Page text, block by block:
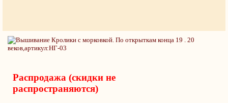
Распродажа (скидки не
распространяются)